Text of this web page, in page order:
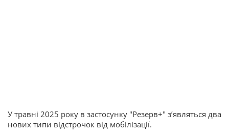
У травні 2025 року в застосунку "Резерв+" зʼявляться два
нових типи відстрочок від мобілізації.